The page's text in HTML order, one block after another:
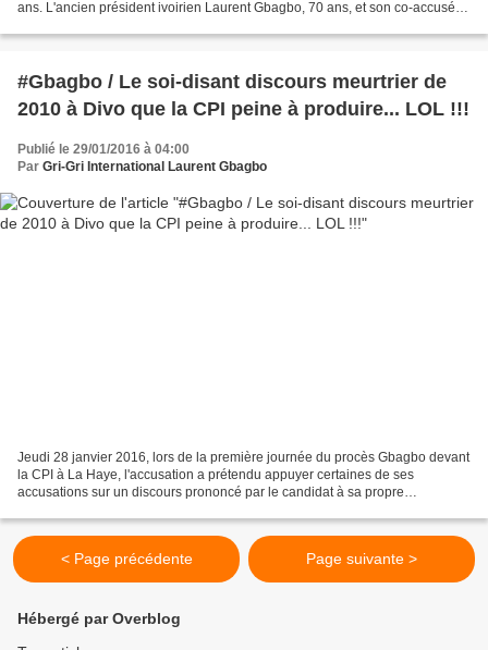
ans. L'ancien président ivoirien Laurent Gbagbo, 70 ans, et son co-accusé
#Gbagbo / Le soi-disant discours meurtrier de
2010 à Divo que la CPI peine à produire... LOL !!!
Publié le 29/01/2016 à 04:00
Par Gri-Gri International Laurent Gbagbo
Jeudi 28 janvier 2016, lors de la première journée du procès Gbagbo devant
la CPI à La Haye, l'accusation a prétendu appuyer certaines de ses
accusations sur un discours prononcé par le candidat à sa propre
< Page précédente Page suivante >
Hébergé par Overblog